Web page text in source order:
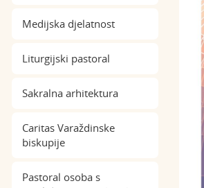
Medijska djelatnost
Liturgijski pastoral
Sakralna arhitektura
Caritas Varaždinske
biskupije
Pastoral osoba s